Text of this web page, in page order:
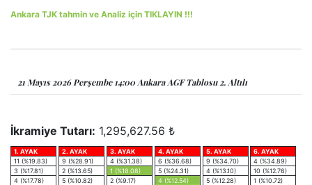
Ankara TJK tahmin ve Analiz için TIKLAYIN !!!
21 Mayıs 2026 Perşembe 14:00 Ankara AGF Tablosu 2. Altılı
İkramiye Tutarı: 1,295,627.56 ₺
1. AYAK
11 (%19.83)
3 (%17.81)
4 (%17.78)
2. AYAK
9 (%28.91)
2 (%13.65)
5 (%10.82)
3. AYAK
4 (%31.38)
1 (%18.08)
2 (%9.17)
4. AYAK
6 (%36.68)
5 (%24.31)
4 (%12.54)
5. AYAK
9 (%34.70)
4 (%13.10)
5 (%12.28)
6. AYAK
4 (%34.89)
10 (%12.76)
1 (%10.72)